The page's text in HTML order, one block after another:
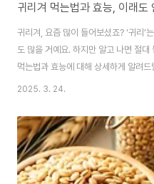
귀리겨 먹는법과 효능, 이래도
귀리겨, 요즘 많이 들어보셨죠? ‘귀리’
도 많을 거예요. 하지만 알고 나면 절대
먹는법과 효능에 대해 상세하게 알려
심 많은 분들, 다이어트나 혈당 관리 고
로, 식이섬유, 미네랄, 비타민이 풍부
물보다 영양소 손실이 적고, 포만감이
빙 식품으로 주목받고 있죠.100% 국
인기일까?1. 혈당 조절 & 당뇨 예방귀
2025. 3. 24.